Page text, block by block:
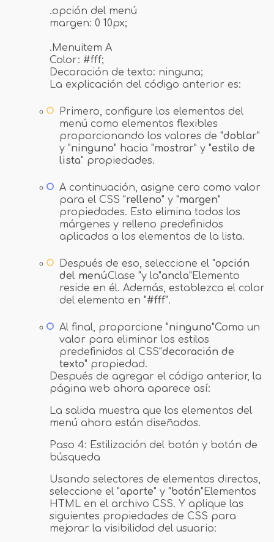
.opción del menú
margen: 0 10px;
.Menuitem A
Color: #fff;
Decoración de texto: ninguna;
La explicación del código anterior es:
Primero, configure los elementos del
menú como elementos flexibles
proporcionando los valores de "doblar"
y "ninguno" hacia "mostrar" y "estilo de
lista" propiedades.
A continuación, asigne cero como valor
para el CSS "relleno" y "margen"
propiedades. Esto elimina todos los
márgenes y relleno predefinidos
aplicados a los elementos de la lista.
Después de eso, seleccione el "opción
del menúClase "y la"ancla"Elemento
reside en él. Además, establezca el color
del elemento en "#fff".
Al final, proporcione "ninguno"Como un
valor para eliminar los estilos
predefinidos al CSS"decoración de
texto" propiedad.
Después de agregar el código anterior, la
página web ahora aparece así:
La salida muestra que los elementos del
menú ahora están diseñados.
Paso 4: Estilización del botón y botón de
búsqueda
Usando selectores de elementos directos,
seleccione el "aporte" y "botón"Elementos
HTML en el archivo CSS. Y aplique las
siguientes propiedades de CSS para
mejorar la visibilidad del usuario: